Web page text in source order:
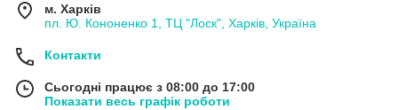
м. Харків
пл. Ю. Кононенко 1, ТЦ "Лоск", Харків, Україна
Контакти
Сьогодні працює з 08:00 до 17:00
Показати весь графік роботи